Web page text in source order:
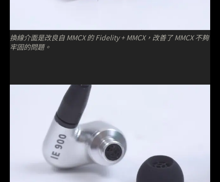
換線介面是改良自 MMCX 的 Fidelity + MMCX，改善了 MMCX 不夠
牢固的問題。